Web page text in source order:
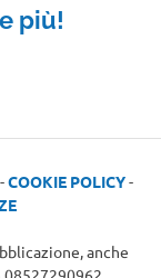
più!
COOKIE POLICY-
anche